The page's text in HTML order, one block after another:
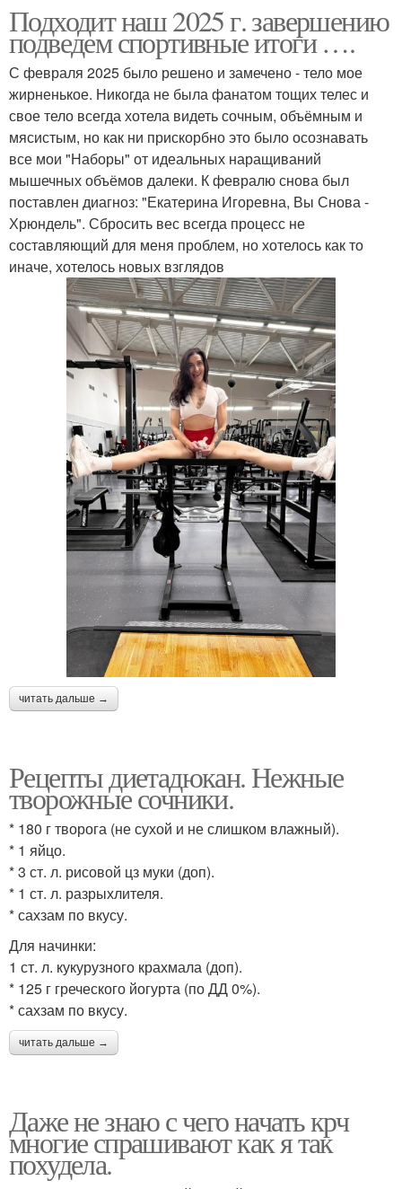
Подходит наш 2025 г. завершению
подведем спортивные итоги ….
С февраля 2025 было решено и замечено - тело мое
жирненькое. Никогда не была фанатом тощих телес и
свое тело всегда хотела видеть сочным, объёмным и
мясистым, но как ни прискорбно это было осознавать
все мои "Наборы" от идеальных наращиваний
мышечных объёмов далеки. К февралю снова был
поставлен диагноз: "Екатерина Игоревна, Вы Снова -
Хрюндель". Сбросить вес всегда процесс не
составляющий для меня проблем, но хотелось как то
иначе, хотелось новых взглядов
читать дальше →
Рецепты диетадюкан. Нежные
творожные сочники.
* 180 г творога (не сухой и не слишком влажный).
* 1 яйцо.
* 3 ст. л. рисовой цз муки (доп).
* 1 ст. л. разрыхлителя.
* сахзам по вкусу.
Для начинки:
1 ст. л. кукурузного крахмала (доп).
* 125 г греческого йогурта (по ДД 0%).
* сахзам по вкусу.
читать дальше →
Даже не знаю с чего начать крч
многие спрашивают как я так
похудела.